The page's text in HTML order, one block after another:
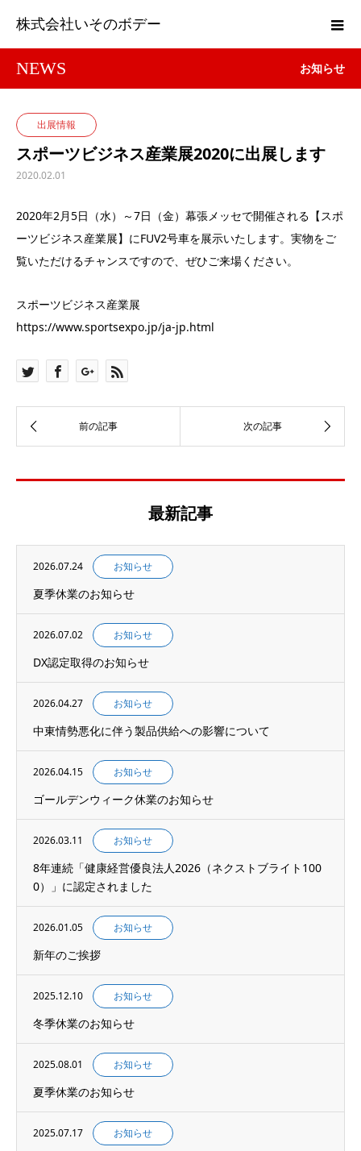
株式会社いそのボデー
NEWS お知らせ
出展情報
スポーツビジネス産業展2020に出展します
2020.02.01
2020年2月5日（水）～7日（金）幕張メッセで開催される【スポ
ーツビジネス産業展】にFUV2号車を展示いたします。実物をご
覧いただけるチャンスですので、ぜひご来場ください。
スポーツビジネス産業展
https://www.sportsexpo.jp/ja-jp.html
最新記事
2026.07.24 お知らせ
夏季休業のお知らせ
2026.07.02 お知らせ
DX認定取得のお知らせ
2026.04.27 お知らせ
中東情勢悪化に伴う製品供給への影響について
2026.04.15 お知らせ
ゴールデンウィーク休業のお知らせ
2026.03.11 お知らせ
8年連続「健康経営優良法人2026（ネクストブライト100
0）」に認定されました
2026.01.05 お知らせ
新年のご挨拶
2025.12.10 お知らせ
冬季休業のお知らせ
2025.08.01 お知らせ
夏季休業のお知らせ
2025.07.17 お知らせ